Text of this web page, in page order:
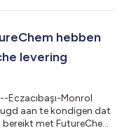
Monrol, dat
plan zijn huidige
hebben
levering
Eczacıbaşı-Monrol
aan te kondigen dat
met FutureChem,